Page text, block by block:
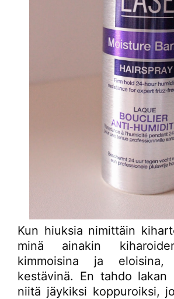
Kun hiuksia nimittäin
minä ainakin
kimmoisina ja
kestävinä. En tahdo lakan
niitä jäykiksi koppuroiksi,